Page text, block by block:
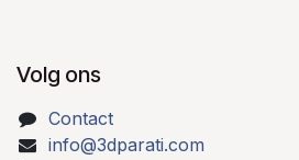
Volg ons
Contact
info@3dparati.com